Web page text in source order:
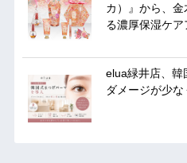
カ）』から、
る濃厚保湿ケア
elua緑井店、
ダメージが少